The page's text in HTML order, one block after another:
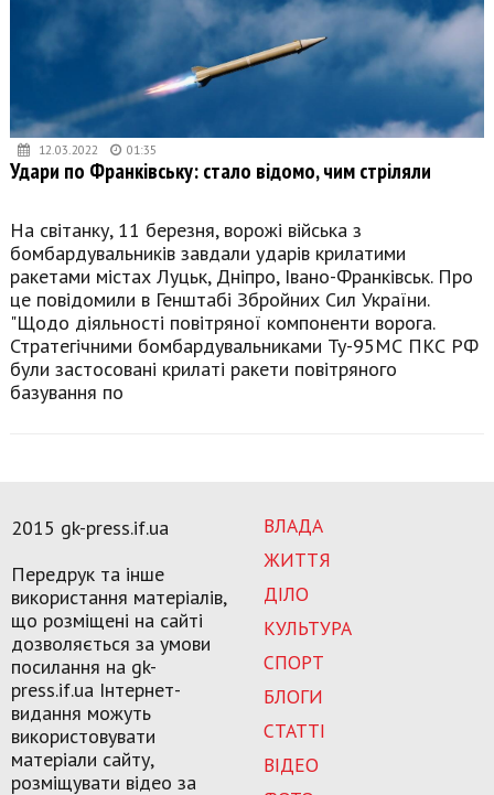
12.03.2022 01:35
Удари по Франківську: стало відомо, чим стріляли
На світанку, 11 березня, ворожі війська з
бомбардувальників завдали ударів крилатими
ракетами містах Луцьк, Дніпро, Івано-Франківськ. Про
це повідомили в Генштабі Збройних Сил України.
"Щодо діяльності повітряної компоненти ворога.
Стратегічними бомбардувальниками Ту-95МС ПКС РФ
були застосовані крилаті ракети повітряного
базування по
ВЛАДА
ЖИТТЯ
ДІЛО
КУЛЬТУРА
СПОРТ
БЛОГИ
СТАТТІ
ВІДЕО
2015 gk-press.if.ua
Передрук та інше
використання матеріалів,
що розміщені на сайті
дозволяється за умови
посилання на gk-
press.if.ua Інтернет-
видання можуть
використовувати
матеріали сайту,
розміщувати відео за